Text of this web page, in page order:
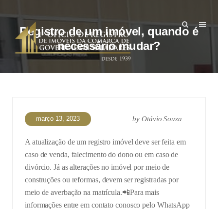
Registro de um imóvel, quando é
necessário mudar?
março 13, 2023 byOtávio Souza
A atualização de um registro imóvel deve ser feita em
caso de venda, falecimento do dono ou em caso de
divórcio. Já as alterações no imóvel por meio de
construções ou reformas, devem ser registradas por
meio de averbação na matrícula.📲Para mais
informações entre em contato conosco pelo WhatsApp